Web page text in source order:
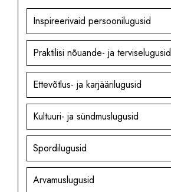
Inspireerivaid persoonilugusid
Praktilisi nõuande- ja terviselugusid
Ettevõtlus- ja karjäärilugusid
Kultuuri- ja sündmuslugusid
Spordilugusid
Arvamuslugusid